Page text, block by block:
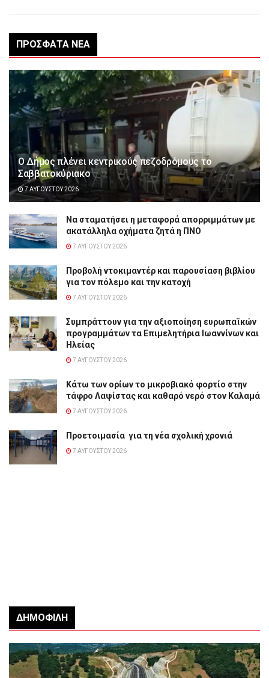
ΠΡΌΣΦΑΤΑ ΝΈΑ
Ο Δήμος πλένει κεντρικούς πεζοδρόμους το
Σαββατοκύριακο
7 ΑΥΓΟΎΣΤΟΥ 2026
Να σταματήσει η μεταφορά απορριμμάτων με
ακατάλληλα οχήματα ζητά η ΠΝΟ
7 ΑΥΓΟΎΣΤΟΥ 2026
Προβολή ντοκιμαντέρ και παρουσίαση βιβλίου
για τον πόλεμο και την κατοχή
7 ΑΥΓΟΎΣΤΟΥ 2026
Συμπράττουν για την αξιοποίηση ευρωπαϊκών
προγραμμάτων τα Επιμελητήρια Ιωαννίνων και
Ηλείας
7 ΑΥΓΟΎΣΤΟΥ 2026
Κάτω των ορίων το μικροβιακό φορτίο στην
τάφρο Λαψίστας και καθαρό νερό στον Καλαμά
7 ΑΥΓΟΎΣΤΟΥ 2026
Προετοιμασία για τη νέα σχολική χρονιά
7 ΑΥΓΟΎΣΤΟΥ 2026
ΔΗΜΟΦΙΛΉ